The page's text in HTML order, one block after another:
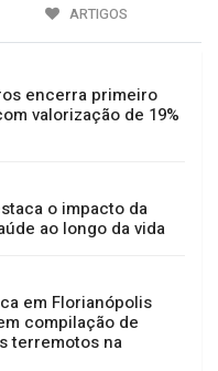
ARTIGOS
encerra primeiro
valorização de 19%
o impacto da
ao longo da vida
em Florianópolis
compilação de
terremotos na